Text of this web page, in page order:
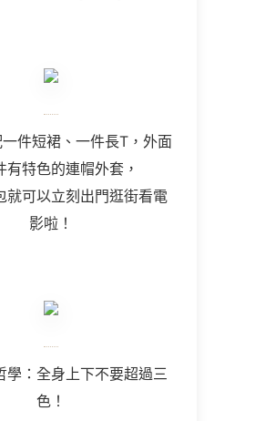
件短裙、一件長T，外面
有特色的連帽外套，
就可以立刻出門逛街看電
影啦！
學：全身上下不要超過三
色！